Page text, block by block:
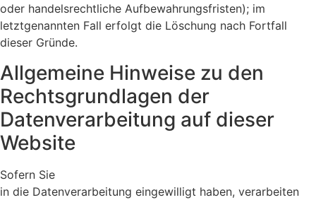
oder handelsrechtliche Aufbewahrungsfristen); im
letztgenannten Fall erfolgt die Löschung nach Fortfall
dieser Gründe.
Allgemeine Hinweise zu den
Rechtsgrundlagen der
Datenverarbeitung auf dieser
Website
Sofern Sie
in die Datenverarbeitung eingewilligt haben, verarbeiten